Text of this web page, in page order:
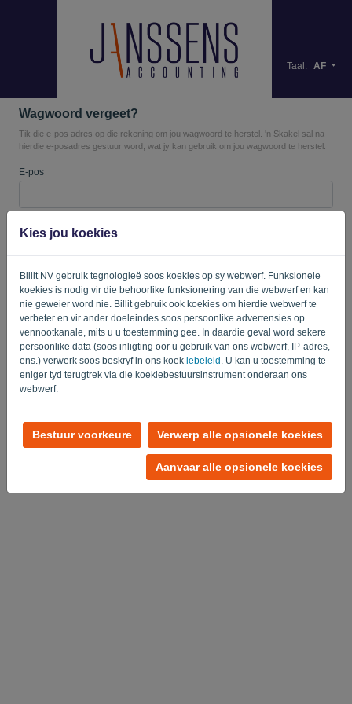
Kies jou koekies
Billit NV gebruik tegnologieë soos koekies op sy webwerf. Funksionele
koekies is nodig vir die behoorlike funksionering van die webwerf en kan
nie geweier word nie. Billit gebruik ook koekies om hierdie webwerf te
verbeter en vir ander doeleindes soos persoonlike advertensies op
vennootkanale, mits u u toestemming gee. In daardie geval word sekere
persoonlike data (soos inligting oor u gebruik van ons webwerf, IP-adres,
ens.) verwerk soos beskryf in ons koek iebeleid . U kan u toestemming te
eniger tyd terugtrek via die koekiebestuursinstrument onderaan ons
webwerf.
Bestuur voorkeure Verwerp alle opsionele koekies
Aanvaar alle opsionele koekies
Taal: AF
Wagwoord vergeet?
Tik die e-pos adres op die rekening om jou wagwoord te herstel. 'n Skakel sal na
hierdie e-posadres gestuur word, wat jy kan gebruik om jou wagwoord te herstel.
E-pos
Is jy nie 'n rekenaar nie? Vul '
STUUR SKAKEL
Terug na die aanmeldbladsy
Privacy Policy-Terms of Service.